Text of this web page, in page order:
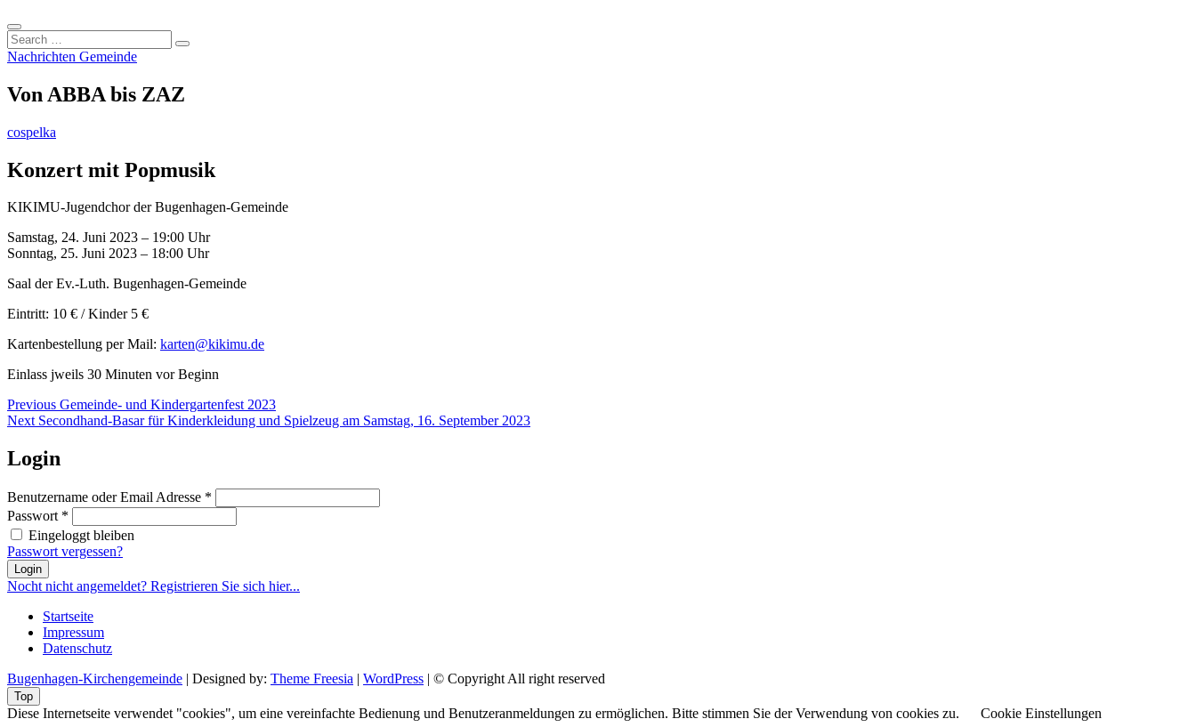
Search
…
Nachrichten Gemeinde
Von ABBA bis ZAZ
cospelka
Konzert mit Popmusik
KIKIMU-Jugendchor der Bugenhagen-Gemeinde
Samstag, 24. Juni 2023 – 19:00 Uhr
Sonntag, 25. Juni 2023 – 18:00 Uhr
Saal der Ev.-Luth. Bugenhagen-Gemeinde
Eintritt: 10 € / Kinder 5 €
Kartenbestellung per Mail: karten@kikimu.de
Einlass jweils 30 Minuten vor Beginn
Beitragsnavigation
Previous Previous
post:
Gemeinde- und Kindergartenfest 2023
Next Next
Secondhand-Basar für Kinderkleidung und Spielzeug am Samstag, 16. September 2023
Login
Benutzername oder Email Adresse *
Passwort *
Eingeloggt bleiben
Passwort vergessen?
Login
Nocht nicht angemeldet? Registrieren Sie sich hier...
Startseite
Impressum
Datenschutz
Bugenhagen-Kirchengemeinde | Designed by: Theme Freesia | WordPress | © Copyright All right reserved
Top
Diese Internetseite verwendet "cookies", um eine vereinfachte Bedienung und Benutzeranmeldungen zu ermöglichen. Bitte stimmen Sie der Verwendung von cookies zu.
Cookie Einstellungen